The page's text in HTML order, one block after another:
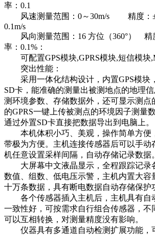
率：0.1
风速测量范围：0～30m/s 精度：
0.1m/s
风向测量范围：16 方位（360°）
率：0.1%：
可配置GPS模块,GPRS模块,短信模块
突出性能：
采用一体化结构设计，内置GPS模块
SD卡，能准确的测量出被测地点的地理
测环境参数、存储数据外，还可显示测点
的GPRS一键上传被测点的环境因子测量
通过外置SD卡直接把数据导出到电脑上。
本机体积小巧、美观，操作简单方便
带极为方便。主机连接传感器后可以手动
机任意设置采样间隔，自动存储记录数据。
大屏幕中文液晶显示，全程跟踪记录
数值、组数、低电压示警，主机内置大容
十万条数据，具有断电数据自动存储保护
各个传感器插入主机后，主机具有自
一致性好，可按需求自行组合传感器，不
可以互相转换，对测量精度没有影响。
仪器具有多通道自动检测扩展功能，